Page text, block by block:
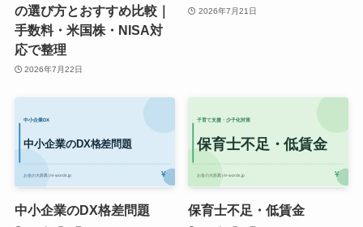
の選び方とおすすめ比較｜
手数料・米国株・NISA対
応で整理
2026年7月22日
2026年7月21日
中小企業のDX格差問題 保育士不足・低賃金